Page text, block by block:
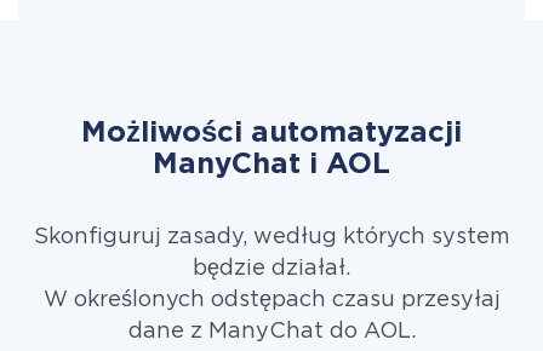
Możliwości automatyzacji
ManyChat i AOL
Skonfiguruj zasady, według których system
będzie działał.
W określonych odstępach czasu przesyłaj
dane z ManyChat do AOL.